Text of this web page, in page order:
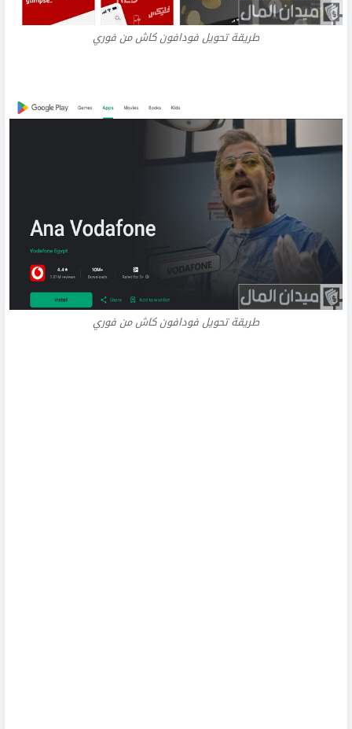
طريقة تحويل فودافون كاش من فوري
طريقة تحويل فودافون كاش من فوري